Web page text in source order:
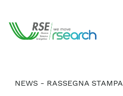
NEWS - RASSEGNA STAMPA